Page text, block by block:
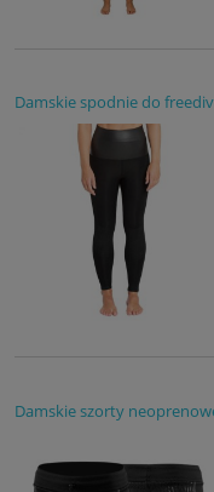
Damskie spodnie do
Damskie szorty